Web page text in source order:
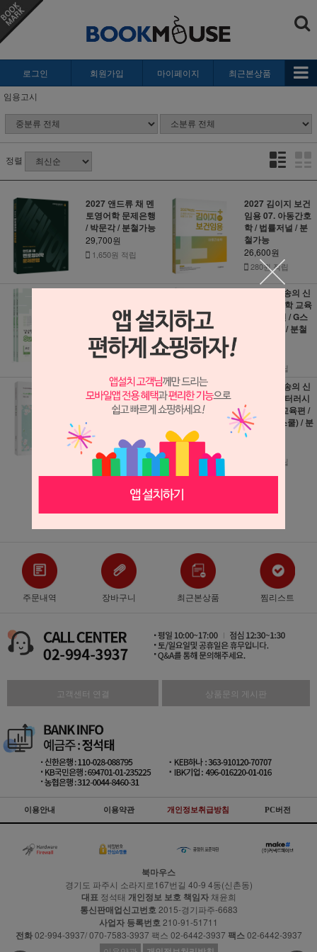
로그인 회원가입 마이페이지
최근본상품
임용고시
정렬
2027 앤드류 채 멘
토영어학 문제은행
/ 박문각 / 분철가능
29,700원
1,650원 적립
2027 김이지 보건
임용 07. 아동간호
학 / 법률저널 / 분
철가능
26,600원
280원 적립
2027 김남진 특수
(전2권) / 박문각 /
분철가능
41,400원
2,300원 적립
2027 박노송의 신
의 한 수 문학 교육
산문교육편 / G스
쿨(지스쿨) / 분철
200원 적립
2027 박노송의 신
의 한 수 문법 교육
통사론과 통사사 /
G스쿨(지스쿨) / 분
철가능
10,800원
120원 적립
2027 박노송의 신
의 한 수 리터러시
교육 독서교육편 /
G스쿨(지스쿨) / 분
철가능
220원 적립
더보기 ▼
주문내역 장바구니 최근본상품 찜리스트
고객센터 연결 상품문의 게시판
이용안내 이용약관 개인정보취급방침 PC버전
북마우스
경기도 파주시 소라지로167번길 40-9 4동(신촌동)
대표 정석태 개인정보 보호 책임자채윤희
통신판매업신고번호 2015-경기파주-6683
사업자 등록번호210-91-51711
전화02-994-3937/ 070-7583-3937 팩스 02-6442-3937 팩스02-6442-3937